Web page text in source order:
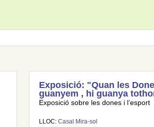
Exposició: "Quan les
guanyem , hi guanya
Exposició sobre les dones i l’esport
LLOC: Casal Mira-sol